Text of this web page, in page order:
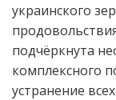
украинского
подчёркнута
комплексного
устранение